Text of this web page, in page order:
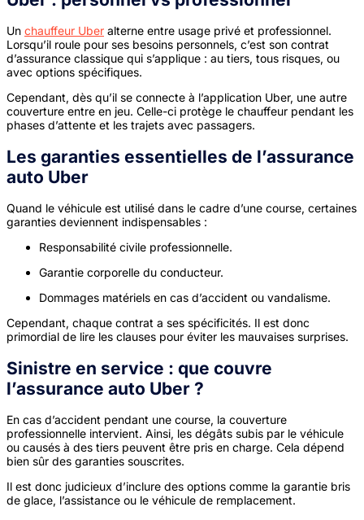
Un chauffeur Uber alterne entre usage privé et professionnel.
Lorsqu’il roule pour ses besoins personnels, c’est son contrat
d’assurance classique qui s’applique : au tiers, tous risques, ou
avec options spécifiques.
Cependant, dès qu’il se connecte à l’application Uber, une autre
couverture entre en jeu. Celle-ci protège le chauffeur pendant les
phases d’attente et les trajets avec passagers.
Les garanties essentielles de l’assurance
auto Uber
Quand le véhicule est utilisé dans le cadre d’une course, certaines
garanties deviennent indispensables :
Responsabilité civile professionnelle.
Garantie corporelle du conducteur.
Dommages matériels en cas d’accident ou vandalisme.
Cependant, chaque contrat a ses spécificités. Il est donc
primordial de lire les clauses pour éviter les mauvaises surprises.
Sinistre en service : que couvre
l’assurance auto Uber ?
En cas d’accident pendant une course, la couverture
professionnelle intervient. Ainsi, les dégâts subis par le véhicule
ou causés à des tiers peuvent être pris en charge. Cela dépend
bien sûr des garanties souscrites.
Il est donc judicieux d’inclure des options comme la garantie bris
de glace, l’assistance ou le véhicule de remplacement.